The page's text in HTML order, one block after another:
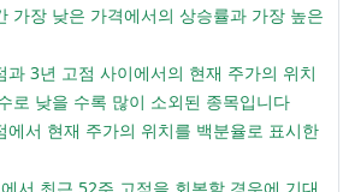
가장 낮은 가격에서의 상승률과 가장 높은
3년 고점 사이에서의 현재 주가의 위치
로 낮을 수록 많이 소외된 종목입니다
에서 현재 주가의 위치를 백분율로 표시한